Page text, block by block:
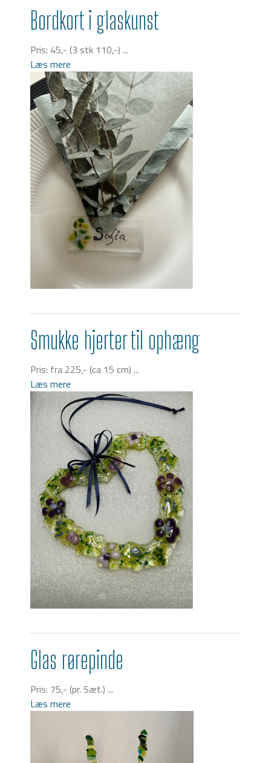
Bordkort i glaskunst
Pris: 45,- (3 stk 110,-) ...
Læs mere
Smukke hjerter til ophæng
Pris: fra 225,- (ca 15 cm) ...
Læs mere
Glas rørepinde
Pris: 75,- (pr. Sæt.) ...
Læs mere